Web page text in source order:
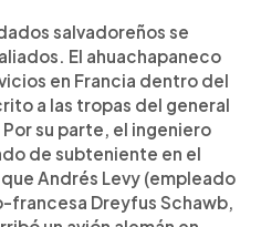
salvadoreños se
El ahuachapaneco
en Francia dentro del
a las tropas del general
su parte, el ingeniero
de subteniente en el
Andrés Levy (empleado
Dreyfus Schawb,